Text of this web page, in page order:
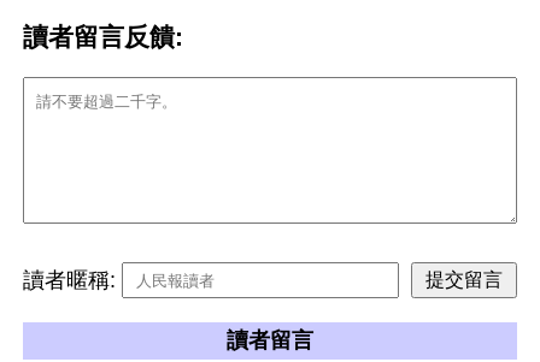
讀者留言反饋:
讀者暱稱:
讀者留言